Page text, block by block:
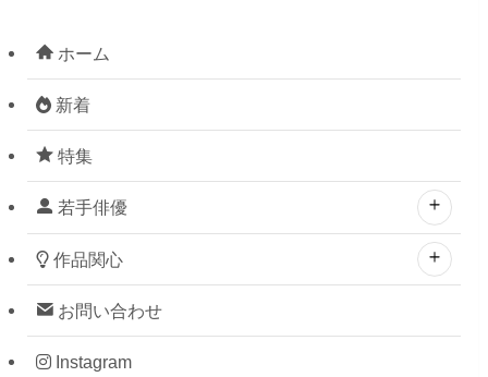
ホーム
新着
特集
若手俳優
作品関心
お問い合わせ
Instagram